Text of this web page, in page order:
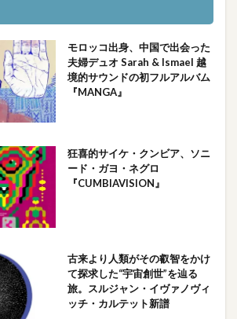
モロッコ出身、中国で出会った
夫婦デュオ Sarah & Ismael 越
境的サウンドの初フルアルバム
『MANGA』
狂喜的サイケ・クンビア、ソニ
ード・ガヨ・ネグロ
『CUMBIAVISION』
古来より人類がその叡智をかけ
て探求した“宇宙創世”を辿る
旅。スルジャン・イヴァノヴィ
ッチ・カルテット新譜